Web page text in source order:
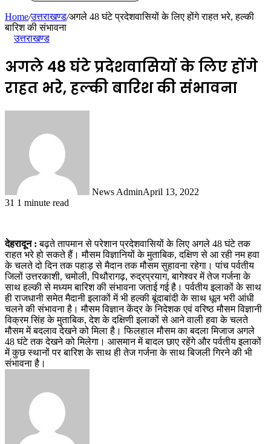
Search
for
Home/उत्तराखण्ड/अगले 48 घंटे प्रदेशवासियों के लिए होंगे राहत भरे, हल्की
बारिश की संभावना
उत्तराखण्ड
अगले 48 घंटे प्रदेशवासियों के लिए होंगे
राहत भरे, हल्की बारिश की संभावना
News AdminApril 13, 2022
31 1 minute read
देहरादून : बढ़ते तापमान से परेशान प्रदेशवासियों के लिए अगले 48 घंटे तक
राहत भरे हो सकते हैं। मौसम विज्ञानियों के मुताबिक, दक्षिण से आ रही नम हवा
के चलते दो दिन तक पहाड़ से मैदान तक मौसम सुहावना रहेगा। पांच पर्वतीय
जिलों उत्तरकाशी, चमोली, पिथौरागढ़, रुद्रप्रयाग, बागेश्वर में तेज गर्जना के
साथ हल्की से मध्यम बारिश की संभावना जताई गई है। पर्वतीय इलाकों के साथ
ही राजधानी समेत मैदानी इलाकों में भी हल्की बूंदाबांदी के साथ धूल भरी आंधी
चलने की संभावना है। मौसम विज्ञान केंद्र के निदेशक एवं वरिष्ठ मौसम विज्ञानी
विक्रम सिंह के मुताबिक, देश के दक्षिणी इलाकों से आने वाली हवा के चलते
मौसम में बदलाव देखने को मिला है। फिलहाल मौसम का बदला मिजाज अगले
48 घंटे तक देखने को मिलेगा। आसमान में बादल छाए रहेंगे और पर्वतीय इलाकों
में कुछ स्थानों पर बारिश के साथ ही तेज गर्जना के साथ बिजली गिरने की भी
संभावना है।